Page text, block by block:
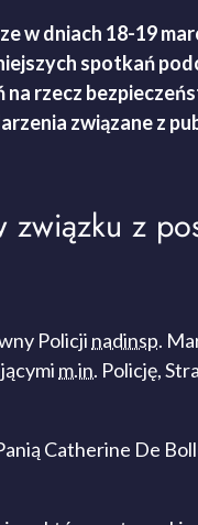
dniach 18-19
spotkań
rzecz
związane z
z
Policji nadinsp.
m.in. Policję,
Catherine De